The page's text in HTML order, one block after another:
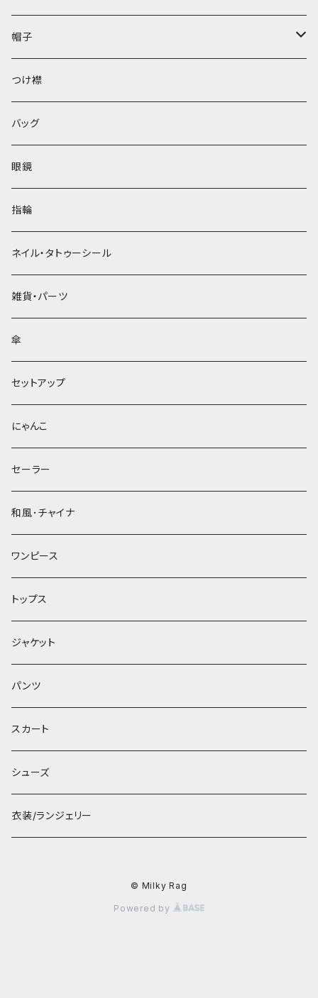
帽子
ベレー帽
つけ襟
バッグ
眼鏡
指輪
ネイル・タトゥーシール
雑貨・パーツ
傘
セットアップ
にゃんこ
セーラー
和風･チャイナ
ワンピース
トップス
ジャケット
パンツ
スカート
シューズ
衣装/ランジェリー
© Milky Rag
Powered by